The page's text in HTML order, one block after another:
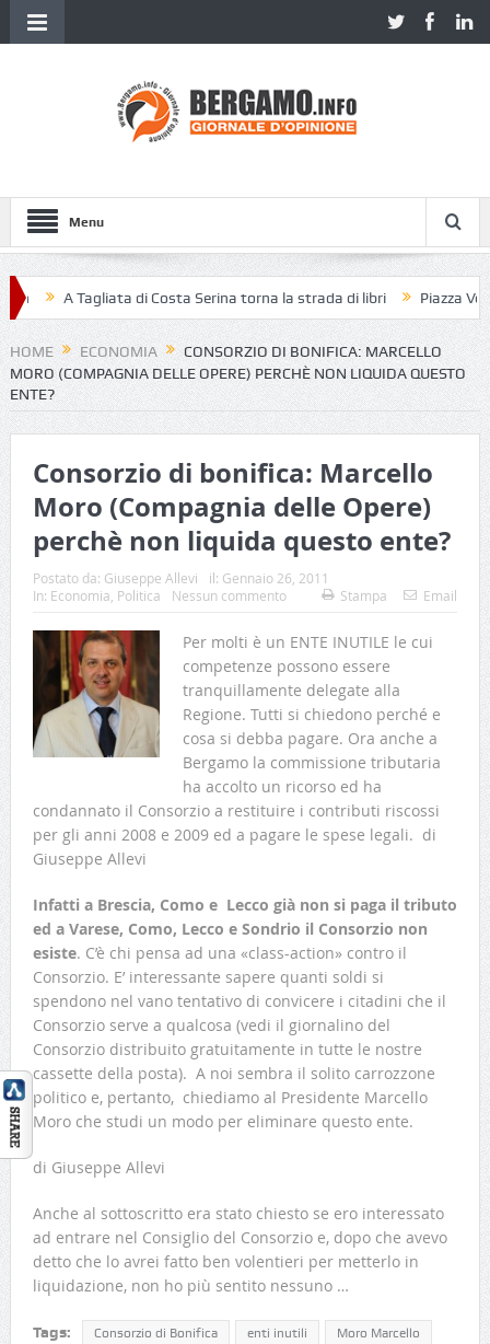
Menu
A Tagliata di Costa Serina torna la strada di libri Piazza
HOME ECONOMIA
CONSORZIO DI BONIFICA: MARCELLO
MORO (COMPAGNIA DELLE OPERE) PERCHÈ NON LIQUIDA QUESTO
ENTE?
Consorzio di bonifica: Marcello
Moro (Compagnia delle Opere)
perchè non liquida questo ente?
Postato da: Giuseppe Allevi il: Gennaio 26, 2011
In: Economia, Politica Nessun commento Stampa Email
Per molti è un ENTE INUTILE le cui
competenze possono essere
tranquillamente delegate alla
Regione. Tutti si chiedono perché e
cosa si debba pagare. Ora anche a
Bergamo la commissione tributaria
ha accolto un ricorso ed ha
condannato il Consorzio a restituire i contributi riscossi
per gli anni 2008 e 2009 ed a pagare le spese legali. di
Giuseppe Allevi
Infatti a Brescia, Como e Lecco già non si paga il tributo
ed a Varese, Como, Lecco e Sondrio il Consorzio non
esiste. C’è chi pensa ad una «class-action» contro il
Consorzio. E’ interessante sapere quanti soldi si
spendono nel vano tentativo di convicere i citadini che il
Consorzio serve a qualcosa (vedi il giornalino del
Consorzio distribuito gratuitamente in tutte le nostre
cassette della posta). A noi sembra il solito carrozzone
politico e, pertanto, chiediamo al Presidente Marcello
Moro che studi un modo per eliminare questo ente.
di Giuseppe Allevi
Anche al sottoscritto era stato chiesto se ero interessato
ad entrare nel Consiglio del Consorzio e, dopo che avevo
detto che lo avrei fatto ben volentieri per metterlo in
liquidazione, non ho più sentito nessuno …
Tags: Consorzio di Bonifica enti inutili Moro Marcello